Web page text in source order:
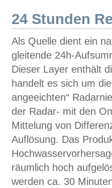
24 Stunden
Als Quelle dient ein
gleitende 24h-
Dieser Layer enthält
handelt es sich um
angeeichten“
der Radar- mit den
Mittelung von
Auflösung. Das
räumlich hoch
werden ca. 30